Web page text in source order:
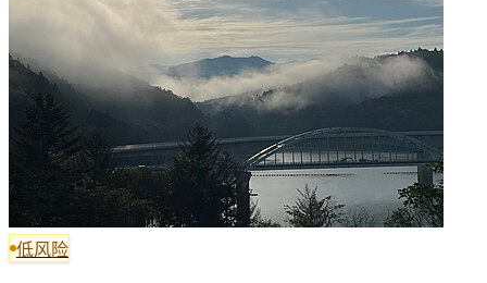
低风险